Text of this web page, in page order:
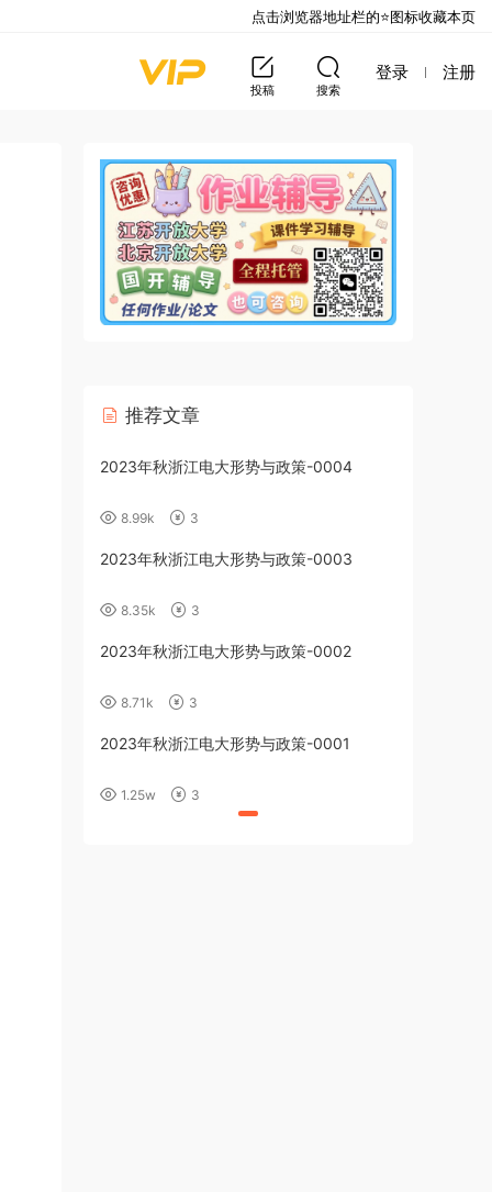
投稿 搜索
登录 注册
推荐文章
2023年秋浙江电大形势与政策-0004
8.99k 3
2023年秋浙江电大形势与政策-0003
8.35k 3
2023年秋浙江电大形势与政策-0002
8.71k 3
2023年秋浙江电大形势与政策-0001
1.25w 3
点击浏览器地址栏的⭐图标收藏本页